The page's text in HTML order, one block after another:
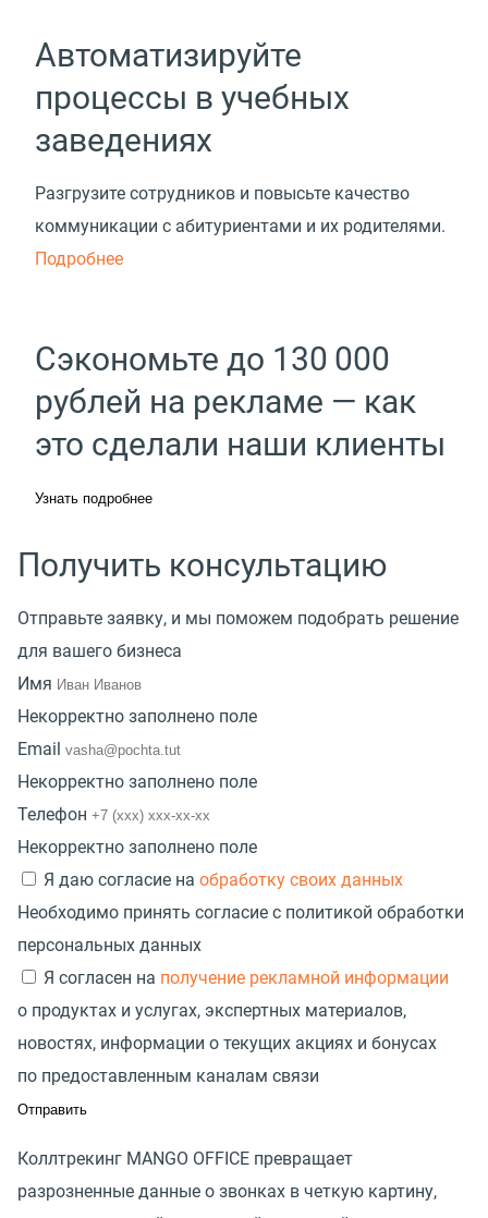
Автоматизируйте
процессы в учебных
заведениях
Разгрузите сотрудников и повысьте качество
коммуникации с абитуриентами и их родителями.
Подробнее
Сэкономьте до 130 000
рублей на рекламе — как
это сделали наши клиенты
Узнать подробнее
Получить консультацию
Отправьте заявку, и мы поможем подобрать решение
для вашего бизнеса
Имя
Некорректно заполнено поле
Email
Некорректно заполнено поле
Телефон
Некорректно заполнено поле
Я даю согласие на обработку своих данных
Необходимо принять согласие с политикой обработки
персональных данных
Я согласен на получение рекламной информации
о продуктах и услугах, экспертных материалов,
новостях, информации о текущих акциях и бонусах
по предоставленным каналам связи
Коллтрекинг MANGO OFFICE превращает
разрозненные данные о звонках в четкую картину,